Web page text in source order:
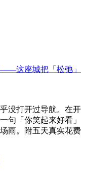
这座城把「松弛」
没打开过导航。在开
句「你笑起来好看」
雨。附五天真实花费